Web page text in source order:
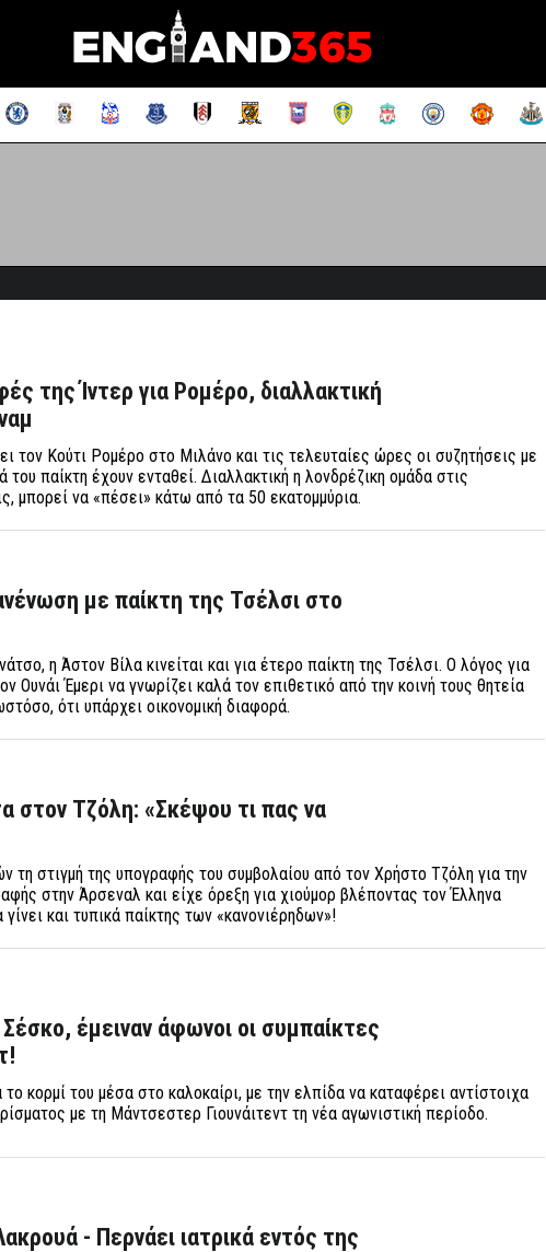
της Ίντερ για Ρομέρο, διαλλακτική
τον Κούτι Ρομέρο στο Μιλάνο και τις τελευταίες ώρες οι συζητήσεις με
του παίκτη έχουν ενταθεί. Διαλλακτική η λονδρέζικη ομάδα στις
μπορεί να «πέσει» κάτω από τα 50 εκατομμύρια.
με παίκτη της Τσέλσι στο
η Άστον Βίλα κινείται και για έτερο παίκτη της Τσέλσι. Ο λόγος για
Ουνάι Έμερι να γνωρίζει καλά τον επιθετικό από την κοινή τους θητεία
ότι υπάρχει οικονομική διαφορά.
στον Τζόλη: «Σκέψου τι πας να
τη στιγμή της υπογραφής του συμβολαίου από τον Χρήστο Τζόλη για την
στην Άρσεναλ και είχε όρεξη για χιούμορ βλέποντας τον Έλληνα
και τυπικά παίκτης των «κανονιέρηδων»!
έμειναν άφωνοι οι συμπαίκτες
κορμί του μέσα στο καλοκαίρι, με την ελπίδα να καταφέρει αντίστοιχα
με τη Μάντσεστερ Γιουνάιτεντ τη νέα αγωνιστική περίοδο.
- Περνάει ιατρικά εντός της